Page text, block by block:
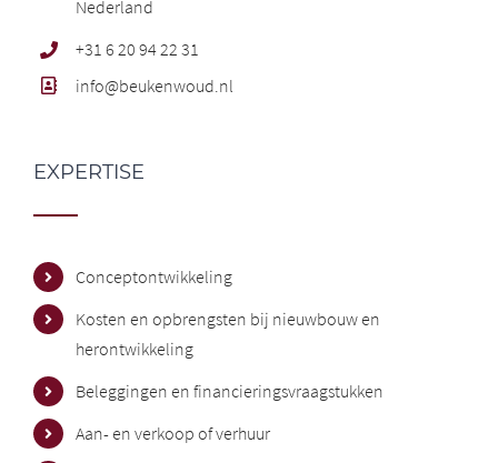
Nederland
+31 6 20 94 22 31
info@beukenwoud.nl
EXPERTISE
Conceptontwikkeling
Kosten en opbrengsten bij nieuwbouw en
herontwikkeling
Beleggingen en financieringsvraagstukken
Aan- en verkoop of verhuur